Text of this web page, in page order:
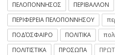
ΠΕΛΟΠΟΝΝΗΣΟΣ
ΠΕΡΙΒΑΛΛΟΝ
ΠΕΡΙΦΕΡΕΙΑ ΠΕΛΟΠΟΝΝΗΣΟΥ
ΠΟΔΌΣΦΑΙΡΟ
ΠΟΛΙΤΙΚΑ
ΠΟΛΙΤΙΣΤΙΚΑ
ΠΡΟΣΩΠΑ